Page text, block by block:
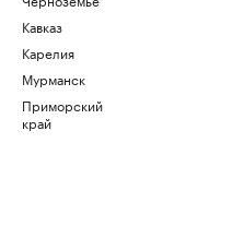
Кавказ
Карелия
Мурманск
Приморский
край